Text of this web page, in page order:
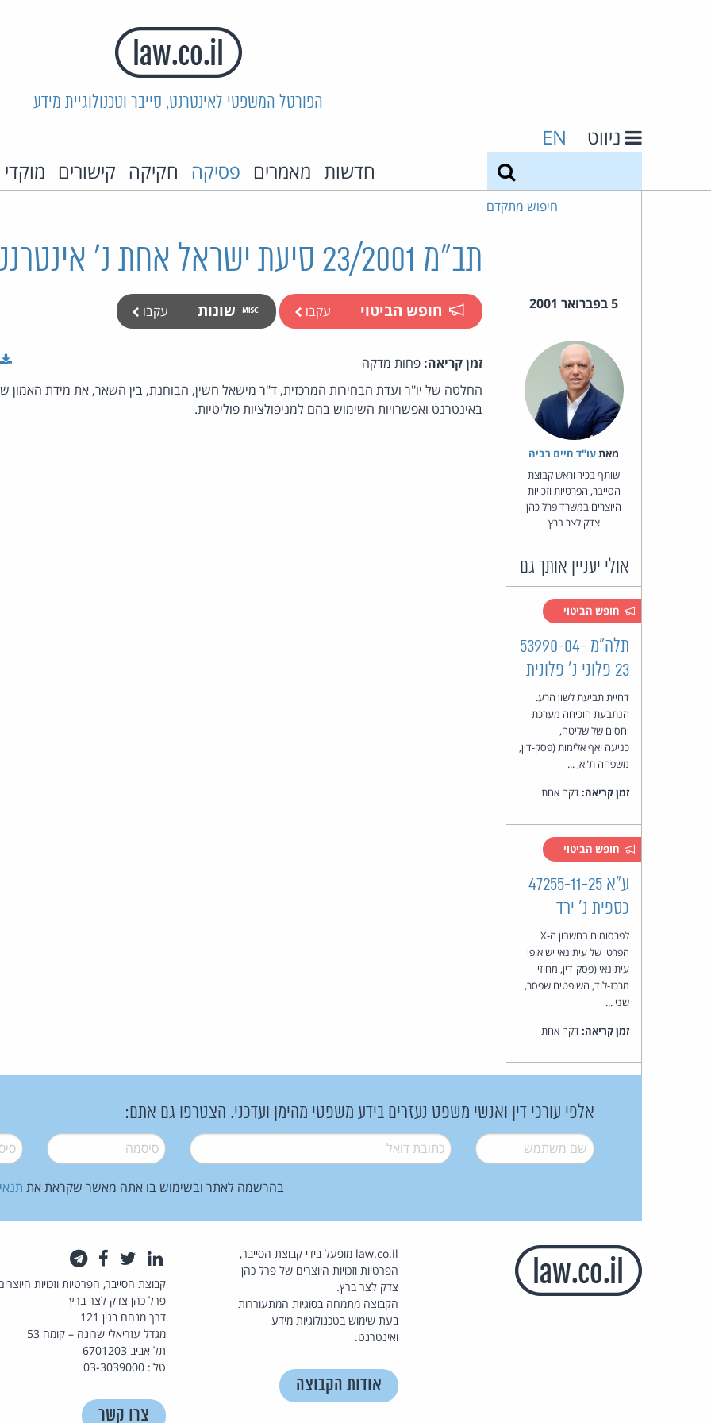
הפורטל המשפטי לאינטרנט, סייבר וטכנולוגיית מידע
ניווט EN
חדשות מאמרים פסיקה חקיקה קישורים
חיפוש מתקדם
תב"מ 23/2001 סיעת ישראל אחת נ' אינטרנט מעריב
5 בפברואר 2001 חופש הביטוי עקבו שונות עקבו
מאת‏עו"ד חיים רביה
שותף בכיר וראש קבוצת
הסייבר, הפרטיות וזכויות
היוצרים במשרד פרל כהן
צדק לצר ברץ
אולי יעניין אותך גם
חופש הביטוי
תלה"מ 53990-04-
23 פלוני נ' פלונית
דחיית תביעת לשון הרע.
הנתבעת הוכיחה מערכת
יחסים של שליטה,
כניעה ואף אלימות (פסק-דין,
משפחה ת"א, ...
זמן קריאה:דקה אחת
חופש הביטוי
ע"א 47255-11-25
כספית נ' ירד
לפרסומים בחשבון ה-X
הפרטי של עיתונאי יש אופי
עיתונאי (פסק-דין, מחוזי
מרכז-לוד, השופטים שפסר,
שני ...
זמן קריאה:דקה אחת
זמן קריאה: פחות מדקה
החלטה של יו"ר ועדת הבחירות המרכזית, ד"ר מישאל חשין, הבוחנת, בין השאר, את מידת האמון
באינטרנט ואפשרויות השימוש בהם למניפולציות פוליטיות.
אלפי עורכי דין ואנשי משפט נעזרים בידע משפטי מהימן ועדכני. הצטרפו גם אתם:
שם משתמש* דואל* סיסמה*
בהרשמה לאתר ובשימוש בו אתה מאשר שקראת את
law.co.il מופעל בידי קבוצת הסייבר,
הפרטיות וזכויות היוצרים של פרל כהן
צדק לצר ברץ.
הקבוצה מתמחה בסוגיות המתעוררות
בעת שימוש בטכנולוגיות מידע
ואינטרנט.
אודות הקבוצה
לינקדאין
טוויטרפייסבוק
קבוצת הסייבר, הפרטיות וזכויות
פרל כהן צדק לצר ברץ
דרך מנחם בגין 121
מגדל עזריאלי שרונה – קומה 53
תל אביב 6701203
טל': 03-3039000
צרו קשר